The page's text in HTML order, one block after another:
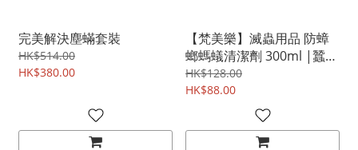
完美解決塵蟎套裝
HK$514.00
HK$380.00
【梵美樂】滅蟲用品 防蟑
螂螞蟻清潔劑 300ml |蠶豆
症|G6PD|親和幼兒及寵物
適用
HK$128.00
HK$88.00